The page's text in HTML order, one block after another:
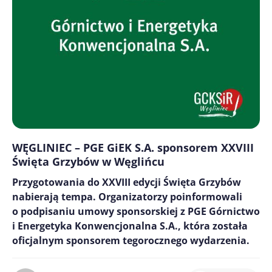
WĘGLINIEC – PGE GiEK S.A. sponsorem XXVIII
Święta Grzybów w Węglińcu
Przygotowania do XXVIII edycji Święta Grzybów
nabierają tempa. Organizatorzy poinformowali
o podpisaniu umowy sponsorskiej z PGE Górnictwo
i Energetyka Konwencjonalna S.A., która została
oficjalnym sponsorem tegorocznego wydarzenia.